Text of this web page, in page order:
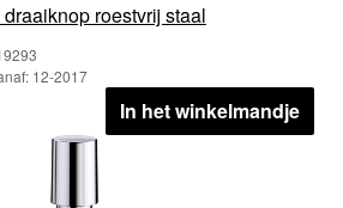
roestvrij staal
12-2017
In het winkelmandje